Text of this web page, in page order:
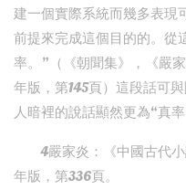
建一個實際系統而幾多表現
前提來完成這個目的的。從
率。”（《朝聞集》，《嚴
年版，第145頁）這段話可
人暗裡的說話顯然更為“真率
4嚴家炎：《中國古代
年版，第336頁。